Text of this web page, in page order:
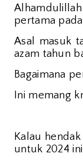
pertama
Asal masuk
azam tahun
Bagaimana
Ini memang
Kalau
untuk 2024